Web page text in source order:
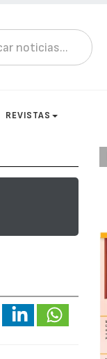
REVISTAS